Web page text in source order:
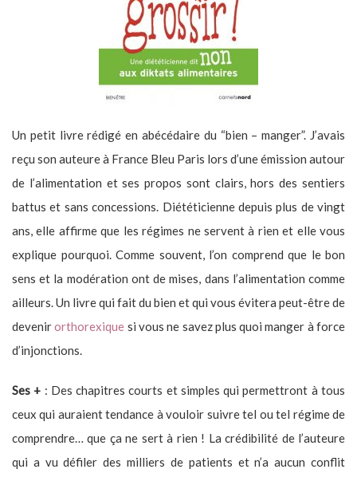
Un petit livre rédigé en abécédaire du “bien – manger”. J’avais
reçu son auteure à France Bleu Paris lors d’une émission autour
de l’alimentation et ses propos sont clairs, hors des sentiers
battus et sans concessions. Diététicienne depuis plus de vingt
ans, elle affirme que les régimes ne servent à rien et elle vous
explique pourquoi. Comme souvent, l’on comprend que le bon
sens et la modération ont de mises, dans l’alimentation comme
ailleurs. Un livre qui fait du bien et qui vous évitera peut-être de
devenirorthorexique si vous ne savez plus quoi manger à force
d’injonctions.
Ses + : Des chapitres courts et simples qui permettront à tous
ceux qui auraient tendance à vouloir suivre tel ou tel régime de
comprendre… que ça ne sert à rien ! La crédibilité de l’auteure
qui a vu défiler des milliers de patients et n’a aucun conflit